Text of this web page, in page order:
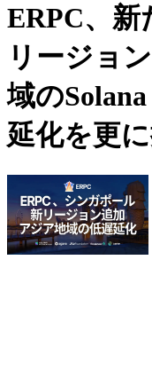
ERPC、
リージョ
域の
延化を更